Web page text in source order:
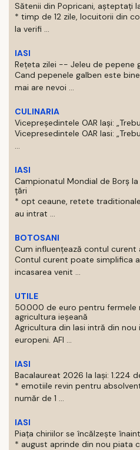
Sătenii din Popricani, așteptați
* timp de 12 zile, locuitorii din
la verifi ...
IASI
Rețeta zilei -- Jeleu de pepene
Cand pepenele galben este
mai are nevoi ...
CULINARIA
Vicepreședintele OAR Iași:
Vicepresedintele OAR Iasi:
...
IASI
Campionatul Mondial de Borș
țări
* opt ceaune, retete
au intrat ...
BOTOSANI
Cum influențează contul curent
Contul curent poate simplifica
incasarea venit ...
UTILE
50.000 de euro pentru fermele
agricultura ieșeană
Agricultura din Iasi intră din
europeni. AFI ...
IASI
Bacalaureat 2026 la Iași: 1.224
* emotiile revin pentru
număr de 1 ...
IASI
Piața chiriilor se încălzește
* august aprinde din nou piata